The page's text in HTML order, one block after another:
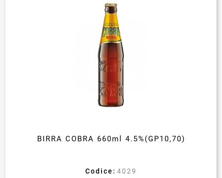
BIRRA COBRA 660ml 4.5%(GP10,70)
Codice: 4029